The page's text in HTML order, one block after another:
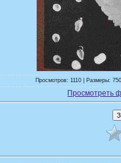
Просмотров: 1110 | Размеры:
Просмотреть